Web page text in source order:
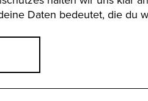
Daten bedeutet, die du